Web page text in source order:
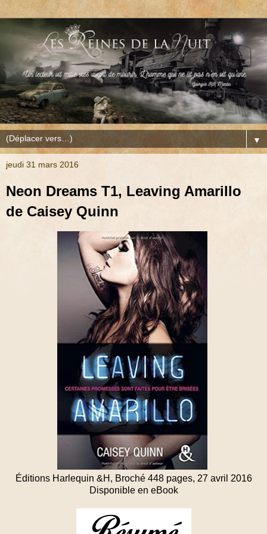
▼
jeudi 31 mars 2016
Neon Dreams T1, Leaving Amarillo
de Caisey Quinn
Éditions Harlequin &H, Broché 448 pages, 27 avril 2016
Disponible en eBook